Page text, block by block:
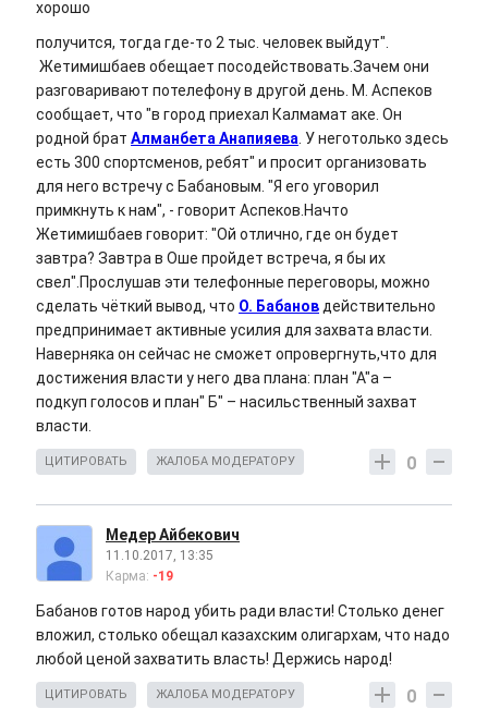
хорошо
получится, тогда где-то 2 тыс. человек выйдут".
Жетимишбаев обещает посодействовать.Зачем они
разговаривают потелефону в другой день. М. Аспеков
сообщает, что "в город приехал Калмамат аке. Он
родной брат Алманбета Анапияева. У неготолько здесь
есть 300 спортсменов, ребят" и просит организовать
для него встречу с Бабановым. "Я его уговорил
примкнуть к нам", - говорит Аспеков.Начто
Жетимишбаев говорит: "Ой отлично, где он будет
завтра? Завтра в Оше пройдет встреча, я бы их
свел".Прослушав эти телефонные переговоры, можно
сделать чёткий вывод, что О. Бабановдействительно
предпринимает активные усилия для захвата власти.
Наверняка он сейчас не сможет опровергнуть,что для
достижения власти у него два плана: план "А"а –
подкуп голосов и план" Б" – насильственный захват
власти.
0
ЦИТИРОВАТЬ ЖАЛОБА МОДЕРАТОРУ
Медер Айбекович
11.10.2017, 13:35
Карма: -19
Бабанов готов народ убить ради власти! Столько денег
вложил, столько обещал казахским олигархам, что надо
любой ценой захватить власть! Держись народ!
0
ЦИТИРОВАТЬ ЖАЛОБА МОДЕРАТОРУ